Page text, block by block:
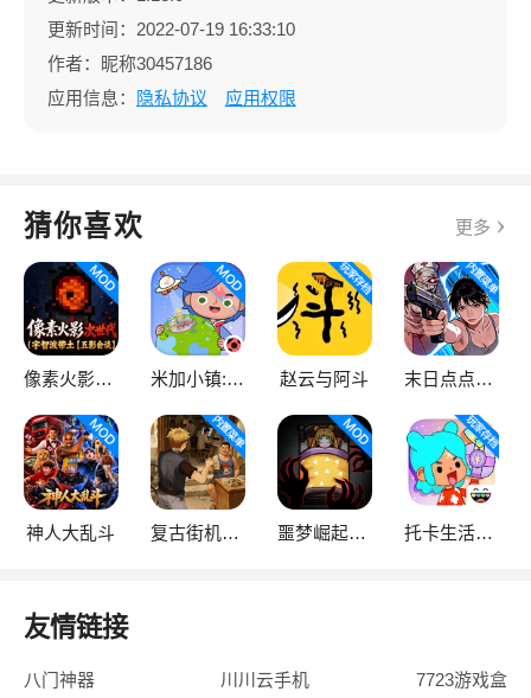
更新时间：2022-07-19 16:33:10
作者：昵称30457186
应用信息：
隐私协议 应用权限
猜你喜欢 更多
像素火影次世代 米加小镇:世界 赵云与阿斗 末日点点（辅助菜单）
神人大乱斗 复古街机大亨 噩梦崛起：生存 托卡生活：世界
友情链接
八门神器 川川云手机 7723游戏盒